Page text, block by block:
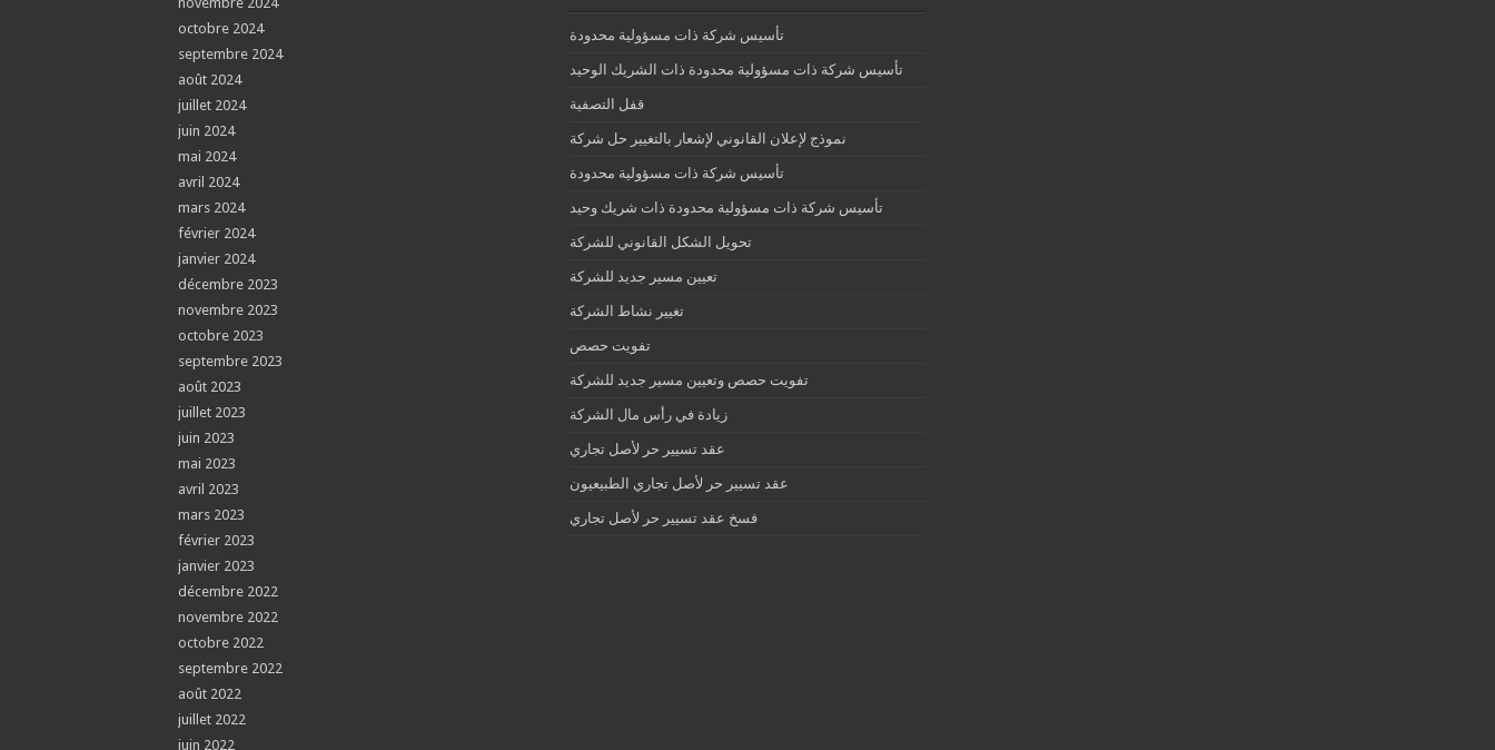
octobre 2024
septembre 2024
août 2024
juillet 2024
juin 2024
mai 2024
avril 2024
mars 2024
février 2024
janvier 2024
décembre 2023
novembre 2023
octobre 2023
septembre 2023
août 2023
juillet 2023
juin 2023
mai 2023
avril 2023
mars 2023
février 2023
janvier 2023
décembre 2022
novembre 2022
octobre 2022
septembre 2022
août 2022
juillet 2022
juin 2022
تأسيس شركة ذات مسؤولية محدودة
تأسيس شركة ذات مسؤولية محدودة ذات الشريك الوحيد
قفل التصفية
نموذج لإعلان القانوني لإشعار بالتغيير حل شركة
تأسيس شركة ذات مسؤولية محدودة
تأسيس شركة ذات مسؤولية محدودة ذات شريك وحيد
تحويل الشكل القانوني للشركة
تعيين مسير جديد للشركة
تغيير نشاط الشركة
تفويت حصص
تفويت حصص وتعيين مسير جديد للشركة
زيادة في رأس مال الشركة
عقد تسيير حر لأصل تجاري
عقد تسيير حر لأصل تجاري الطبيعيون
فسخ عقد تسيير حر لأصل تجاري